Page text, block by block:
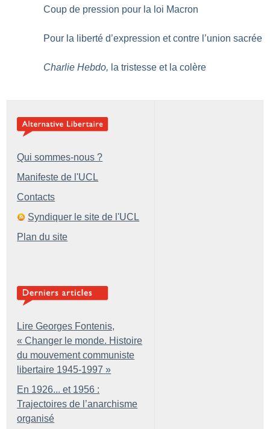
Coup de pression pour la loi Macron
Pour la liberté d’expression et contre l’union sacrée
Charlie Hebdo, la tristesse et la colère
Qui sommes-nous ?
Manifeste de l'UCL
Contacts
Syndiquer le site de l'UCL
Plan du site
Lire Georges Fontenis,
« Changer le monde. Histoire
du mouvement communiste
libertaire 1945-1997 »
En 1926... et 1956 :
Trajectoires de l’anarchisme
organisé